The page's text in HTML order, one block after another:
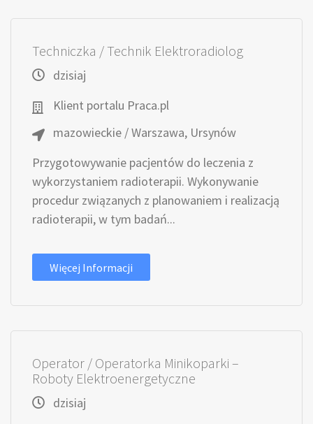
Techniczka / Technik Elektroradiolog
dzisiaj
Klient portalu Praca.pl
mazowieckie / Warszawa, Ursynów
Przygotowywanie pacjentów do leczenia z
wykorzystaniem radioterapii. Wykonywanie
procedur związanych z planowaniem i realizacją
radioterapii, w tym badań...
Więcej Informacji
Operator / Operatorka Minikoparki –
Roboty Elektroenergetyczne
dzisiaj